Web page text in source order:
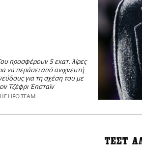
προσφέρουν 5 εκατ. λίρες
να περάσει από ανιχνευτή
για τη σχέση του με
Τζέφρι Έπσταϊν
LIFO TEAM
ΤΕΣΤ